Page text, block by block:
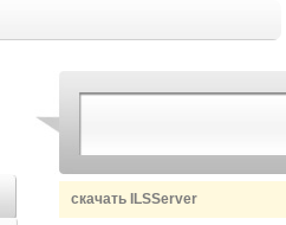
скачать ILSServer